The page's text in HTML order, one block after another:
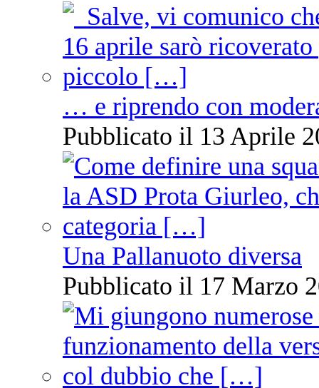
… e riprendo con
Pubblicato il 13 Aprile
Una Pallanuoto diversa
Pubblicato il 17 Marzo